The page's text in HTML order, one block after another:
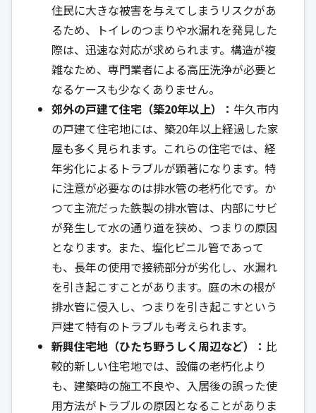
住民に大きな被害を与えてしまうリスクがあ
るため、トイレのつまりや水漏れを発見した
際は、迅速な対応が求められます。構造が複
雑なため、専門業者による高圧洗浄が必要と
なるケースも少なくありません。
郊外の戸建て住宅（築20年以上）： 牛久市内
の戸建て住宅地には、築20年以上経過した家
屋も多く見られます。これらの住宅では、経
年劣化によるトラブルが顕著になります。特
に注意が必要なのは排水管の老朽化です。か
つて主流だった鉄製の排水管は、内部にサビ
が発生して水の通り道を狭め、つまりの原因
となります。また、塩化ビニル管であって
も、長年の使用で接続部分が劣化し、水漏れ
を引き起こすことがあります。庭の木の根が
排水管に侵入し、つまりを引き起こすという
戸建て特有のトラブルも考えられます。
新興住宅地（ひたち野うしく周辺など）： 比
較的新しい住宅地では、設備の老朽化より
も、建築時の施工不良や、入居後の誤った使
用方法がトラブルの原因となることがありま